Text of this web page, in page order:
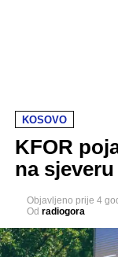
KOSOVO
KFOR
na
Objavljeno prije 4
Od radiogora